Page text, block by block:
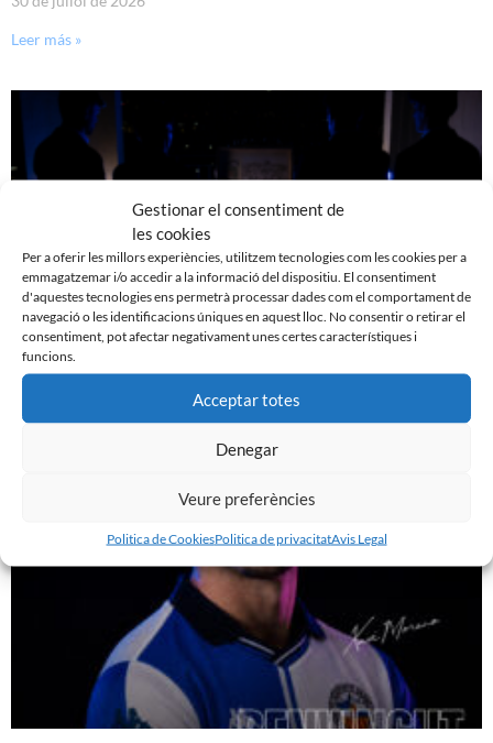
Gestionar el consentiment de
les cookies
Per a oferir les millors experiències, utilitzem tecnologies com les cookies per a
emmagatzemar i/o accedir a la informació del dispositiu. El consentiment
d'aquestes tecnologies ens permetrà processar dades com el comportament de
navegació o les identificacions úniques en aquest lloc. No consentir o retirar el
consentiment, pot afectar negativament unes certes característiques i
funcions.
Acceptar totes
Denegar
Veure preferències
Politica de CookiesPolitica de privacitatAvis Legal
Leer más »
JA DISPONIBLE LA PRIMERA EQUIPACIÓ DE LA
TEMPORADA 26/27